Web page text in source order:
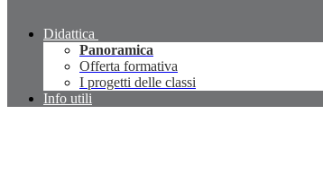
Didattica
Panoramica
Offerta formativa
I progetti delle classi
Info utili